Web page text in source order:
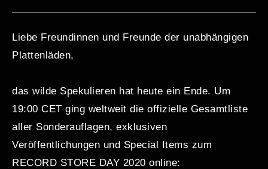
Liebe Freundinnen und Freunde der unabhängigen
Plattenläden,
das wilde Spekulieren hat heute ein Ende. Um
19:00 CET ging weltweit die offizielle Gesamtliste
aller Sonderauflagen, exklusiven
Veröffentlichungen und Special Items zum
RECORD STORE DAY 2020 online: